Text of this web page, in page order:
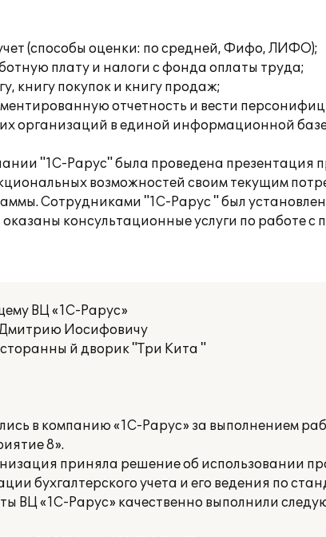
(способы оценки: по средней, Фифо, ЛИФО);
плату и налоги с фонда оплаты труда;
книгу покупок и книгу продаж;
отчетность и вести
организаций в единой информационной
"1С-Рарус" была проведена презентация
возможностей своим текущим
Сотрудниками "1С-Рарус " был
консультационные услуги по работе с
ВЦ «1С-Рарус»
Дмитрию Иосифовичу
й дворик "Три Кита "
в компанию «1С-Рарус» за выполнением
8».
приняла решение об использовании
бухгалтерского учета и его ведения по
ВЦ «1С-Рарус» качественно выполнили